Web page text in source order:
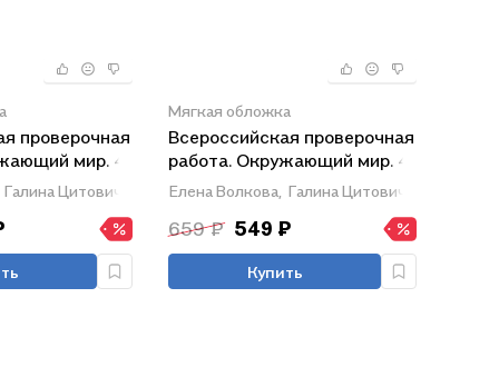
проверочная
мир. 4
задания. 25
Галина Цитович
Мягкая обложка
Всероссийская проверочная
работа. Окружающий мир. 4
класс. Типовые задания. 10
Елена Волкова, Галина Цитович
659 ₽ 549 ₽
Купить